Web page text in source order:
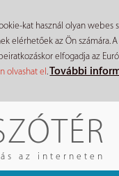
kat használ olyan webes
elérhetőek az Ön számára.
elfogadja az
olvashat el.További
az interneten